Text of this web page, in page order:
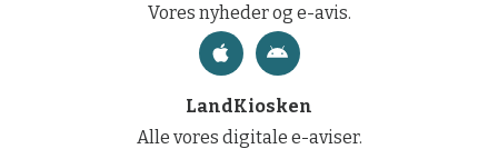
Vores nyheder og e-avis.
LandKiosken
Alle vores digitale e-aviser.